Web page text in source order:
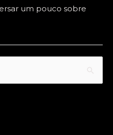
um pouco sobre